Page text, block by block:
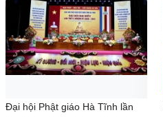
Đại hội Phật giáo Hà Tĩnh lần